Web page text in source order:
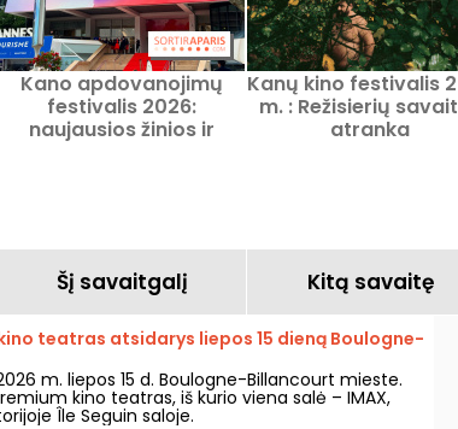
Kano apdovanojimų
festivalis 2026:
naujausios žinios ir
Kanų kino festivalis
m. : Režisierių
atranka
Šį savaitgalį Kitą savaitę
teatras atsidarys liepos 15 dieną Boulogne-
m. liepos 15 d. Boulogne-Billancourt mieste.
kino teatras, iš kurio viena salė – IMAX,
Île Seguin saloje.